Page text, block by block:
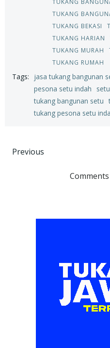
TUKANG
TUKANG BEKASI
TUKANG HARIAN
TUKANG MURAH
TUKANG RUMAH
Tags: jasa tukang bangunan
pesona setu indah
setu
tukang bangunan setu
tukang pesona setu
Post
navigation
Previous